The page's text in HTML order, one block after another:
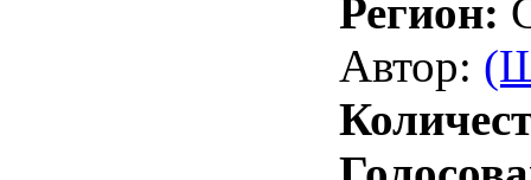
Регион:
Автор: